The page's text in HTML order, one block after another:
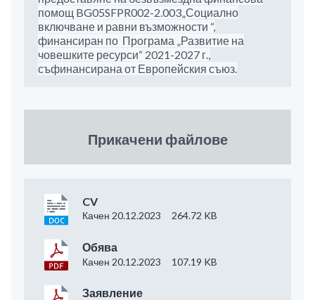
помощ BG05SFPR002-2.003„Социално
включване и равни възможности “,
финансиран по Програма „Развитие на
човешките ресурси“ 2021-2027 г.,
съфинансирана от Европейския съюз.
Прикачени файлове
CV
Качен 20.12.2023 264.72 KB
Обява
Качен 20.12.2023 107.19 KB
Заявление